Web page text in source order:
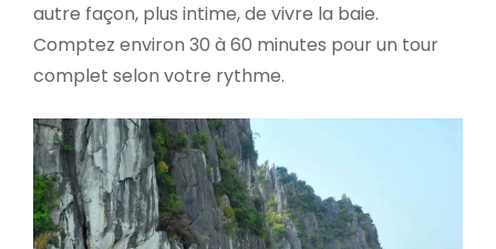
autre façon, plus intime, de vivre la baie.
Comptez environ 30 à 60 minutes pour un tour
complet selon votre rythme.